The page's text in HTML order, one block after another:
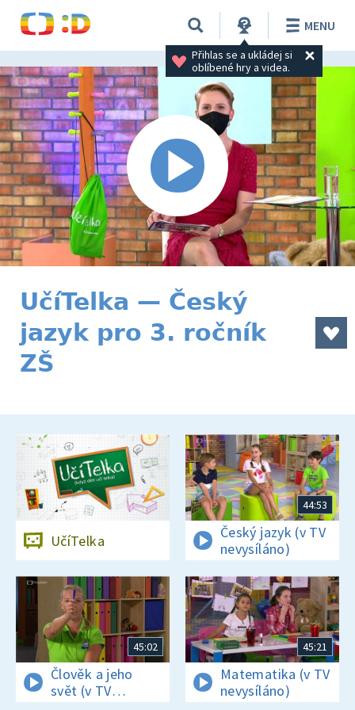
Přihlas se a ukládej si
oblíbené hry a videa.
MENU
UčíTelka — Český
jazyk pro 3. ročník
ZŠ
UčíTelka
44:53
Český jazyk (v TV
nevysíláno)
45:02
Člověk a jeho
svět (v TV
45:21
Matematika (v TV
nevysíláno)